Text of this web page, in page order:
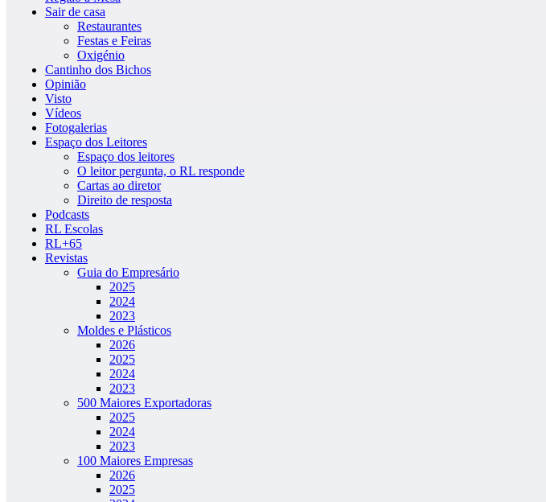
Sair de casa
Restaurantes
Festas e Feiras
Oxigénio
Cantinho dos Bichos
Opinião
Visto
Vídeos
Fotogalerias
Espaço dos Leitores
Espaço dos leitores
O leitor pergunta, o RL responde
Cartas ao diretor
Direito de resposta
Podcasts
RL Escolas
RL+65
Revistas
Guia do Empresário
2025
2024
2023
Moldes e Plásticos
2026
2025
2024
2023
500 Maiores Exportadoras
2025
2024
2023
100 Maiores Empresas
2026
2025